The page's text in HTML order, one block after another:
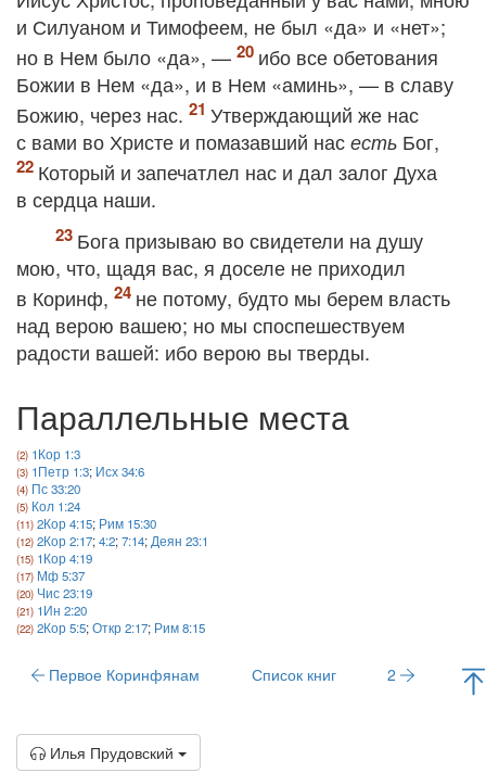
и Силуаном и Тимофеем, не был «да» и «нет»;
но в Нем было «да», —
ибо все обетования
Божии в Нем «да», и в Нем «аминь», — в славу
Божию, через нас.
Утверждающий же нас
с вами во Христе и помазавший нас есть Бог,
Который и запечатлел нас и дал залог Духа
в сердца наши.
Бога призываю во свидетели на душу
мою, что, щадя вас, я доселе не приходил
в Коринф,
не потому, будто мы берем власть
над верою вашею; но мы споспешествуем
радости вашей: ибо верою вы тверды.
Параллельные места
1Кор 1:3
1Петр 1:3; Исх 34:6
Пс 33:20
Кол 1:24
2Кор 4:15; Рим 15:30
2Кор 2:17;4:2;7:14; Деян 23:1
1Кор 4:19
Мф 5:37
Чис 23:19
1Ин 2:20
2Кор 5:5;Откр 2:17; Рим 8:15
Первое Коринфянам Список книг 2
Илья Прудовский